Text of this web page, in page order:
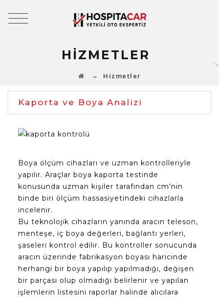
HIZMETLER
→ Hizmetler
Kaporta ve Boya Analizi
Boya ölçüm cihazları ve uzman kontrolleriyle
yapılır. Araçlar boya kaporta testinde
konusunda uzman kişiler tarafından cm’nin
binde biri ölçüm hassasiyetindeki cihazlarla
incelenir.
Bu teknolojik cihazların yanında aracın teleson,
menteşe, iç boya değerleri, bağlantı yerleri,
şaseleri kontrol edilir. Bu kontroller sonucunda
aracın üzerinde fabrikasyon boyası haricinde
herhangi bir boya yapılıp yapılmadığı, değişen
bir parçası olup olmadığı belirlenir ve yapılan
işlemlerin listesini raporlar halinde alıcılara